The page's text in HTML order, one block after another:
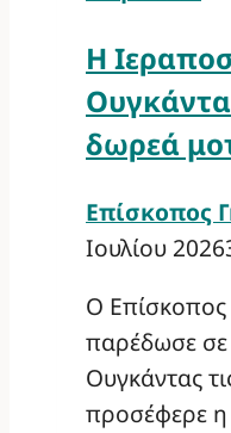
Η
Ουγκάντα
δωρεά
Επίσκοπος
Ιουλίου 2026
Ο Επίσκοπος
παρέδωσε σε
Ουγκάντας
προσέφερε η